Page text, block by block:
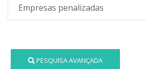
Empresas penalizadas
PESQUISA AVANÇADA